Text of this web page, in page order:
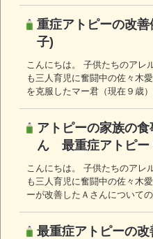
重症アトピーの改
子)
こんにちは。 子供たちのアレ
も三人育児に奮闘中の佐々木
を克服したマー君（現在９歳
アトピーの家族の
ん 最重症アトピー
こんにちは。 子供たちのアレ
も三人育児に奮闘中の佐々木
ーが改善したＡさんについて
最重症アトピーの